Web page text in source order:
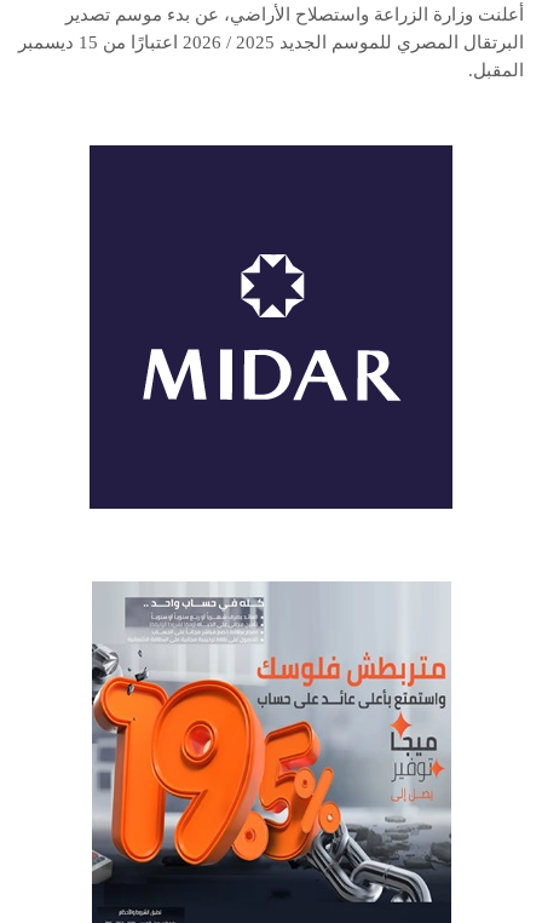
أعلنت وزارة الزراعة واستصلاح الأراضي، عن بدء موسم تصدير
البرتقال المصري للموسم الجديد 2025 / 2026 اعتبارًا من 15 ديسمبر
المقبل.